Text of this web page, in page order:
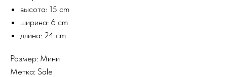
высота: 15 cm
ширина: 6 cm
длина: 24 cm
Размер: Мини
Метка: Sale